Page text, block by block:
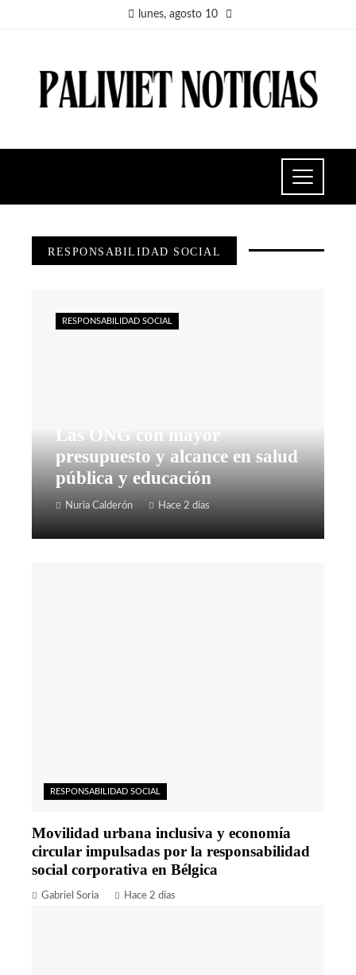
lunes, agosto 10
RESPONSABILIDAD SOCIAL
Las ONG con mayor
presupuesto y alcance en salud
pública y educación
Nuria Calderón Hace 2 días
RESPONSABILIDAD SOCIAL
RESPONSABILIDAD SOCIAL
Movilidad urbana inclusiva y economía
circular impulsadas por la responsabilidad
social corporativa en Bélgica
Gabriel Soria Hace 2 días